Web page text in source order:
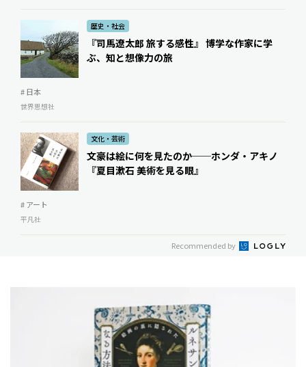
歴史・社会
『司馬遼太郎 旅する感性』 博学な作家に学
ぶ、知と想像力の旅
# 日本
世界思想社
文化・芸術
文豪は絵に何を見たのか──ホンダ・アキノ
『夏目漱石 美術を見る眼』
# アート
平凡社
Recommended by